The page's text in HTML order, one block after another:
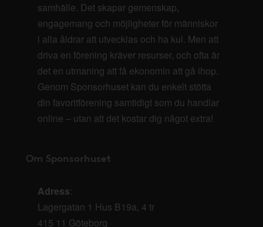
samhälle. Det skapar gemenskap,
engagemang och möjligheter för människor
i alla åldrar att utvecklas och ha kul. Men att
driva en förening kräver resurser, och ofta är
det en utmaning att få ekonomin att gå ihop.
Genom Sponsorhuset kan du enkelt stötta
din favoritförening samtidigt som du handlar
online – utan att det kostar dig något extra!
Om Sponsorhuset
Adress:
Lagergatan 1 Hus B19a, 4 tr
415 11 Göteborg